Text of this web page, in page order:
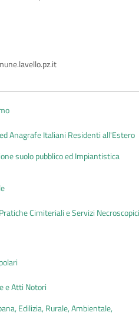
Anagrafe Italiani Residenti all'Estero
suolo pubblico ed Impiantistica
Cimiteriali e Servizi Necroscopici
e Atti Notori
Edilizia, Rurale, Ambientale,